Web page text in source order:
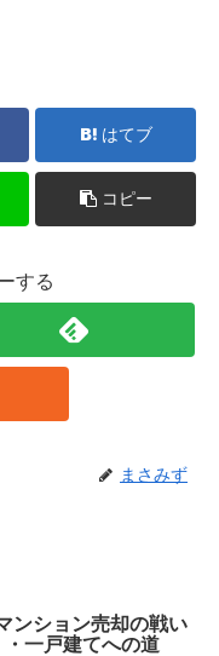
はてブ
コピー
する
まさみず
ンション売却の戦い
・一戸建てへの道